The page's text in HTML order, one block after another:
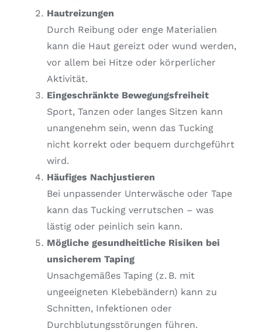
Hautreizungen
Durch Reibung oder enge Materialien
kann die Haut gereizt oder wund werden,
vor allem bei Hitze oder körperlicher
Aktivität.
Eingeschränkte Bewegungsfreiheit
Sport, Tanzen oder langes Sitzen kann
unangenehm sein, wenn das Tucking
nicht korrekt oder bequem durchgeführt
wird.
Häufiges Nachjustieren
Bei unpassender Unterwäsche oder Tape
kann das Tucking verrutschen – was
lästig oder peinlich sein kann.
Mögliche gesundheitliche Risiken bei
unsicherem Taping
Unsachgemäßes Taping (z. B. mit
ungeeigneten Klebebändern) kann zu
Schnitten, Infektionen oder
Durchblutungsstörungen führen.